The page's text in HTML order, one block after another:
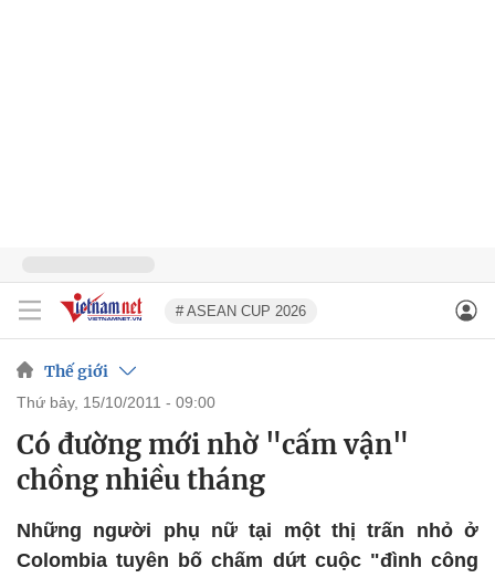
# ASEAN CUP 2026
Thế giới
thứ bảy, 15/10/2011 - 09:00
Có đường mới nhờ "cấm vận"
chồng nhiều tháng
Những người phụ nữ tại một thị trấn nhỏ ở
Colombia tuyên bố chấm dứt cuộc "đình công